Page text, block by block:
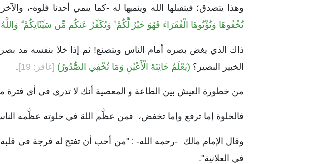
وهذا يتصدق؛ فيتقبلها الله وينميها له -كما ينمي أحدنا فلوه-،
تُخْفُوهَا وَتُؤْتُوهَا الْفُقَرَاءَ فَهُوَ خَيْرٌ لَّكُمْ ۚ وَيُكَفِّرُ عَنكُم مِّن سَيِّئَاتِكُمْ
ذاك الذي يغض بصره أمام الناس ويتصنع! ثم إذا خلا بنفسه مد
الخبير البصير؟ (يَعْلَمُ خَائِنَةَ الْأَعْيُنِ وَمَا تُخْفِي الصُّدُورُ) [غافر: 19] .
من خطورة العيش بين الطاعة و المعصية أنك لا تدري في أي فترة
فالخلوة إما ترفع وإما تخفض، فمن عظَّم اللهَ في خلوته عظَّمه
وقال الإمام مالك -رحمه الله-: "من أحب أن تفتح له فرجة في
في العلانية".